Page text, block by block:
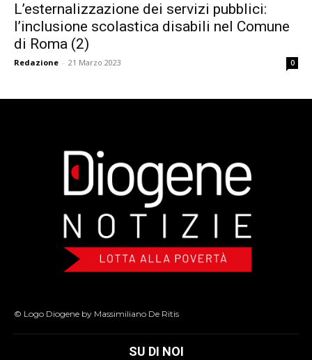
L’esternalizzazione dei servizi pubblici:
l’inclusione scolastica disabili nel Comune
di Roma (2)
Redazione - 21 Marzo 2023 0
© Logo Diogene by Massimiliano De Ritis
SU DI NOI